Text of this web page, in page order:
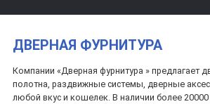
ДВЕРНАЯ ФУРНИТУРА
Компании «Дверная фурнитура » предлагает
полотна, раздвижные системы, дверные
любой вкус и кошелек. В наличии более 20000